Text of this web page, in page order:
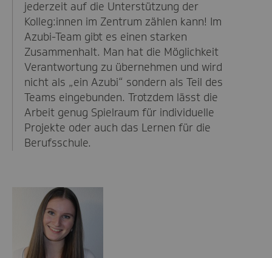
jederzeit auf die Unterstützung der
Kolleg:innen im Zentrum zählen kann! Im
Azubi-Team gibt es einen starken
Zusammenhalt. Man hat die Möglichkeit
Verantwortung zu übernehmen und wird
nicht als „ein Azubi“ sondern als Teil des
Teams eingebunden. Trotzdem lässt die
Arbeit genug Spielraum für individuelle
Projekte oder auch das Lernen für die
Berufsschule.